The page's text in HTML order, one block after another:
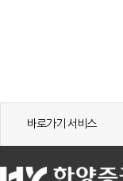
바로가기 서비스